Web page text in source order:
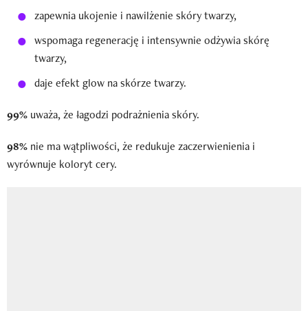
zapewnia ukojenie i nawilżenie skóry twarzy,
wspomaga regenerację i intensywnie odżywia skórę
twarzy,
daje efekt glow na skórze twarzy.
99% uważa, że łagodzi podrażnienia skóry.
98% nie ma wątpliwości, że redukuje zaczerwienienia i
wyrównuje koloryt cery.